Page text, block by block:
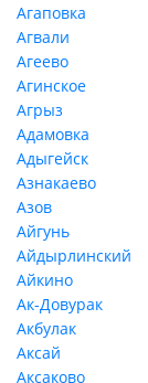
Агаповка
Агвали
Агеево
Агинское
Агрыз
Адамовка
Адыгейск
Азнакаево
Азов
Айгунь
Айдырлинский
Айкино
Ак-Довурак
Акбулак
Аксай
Аксаково